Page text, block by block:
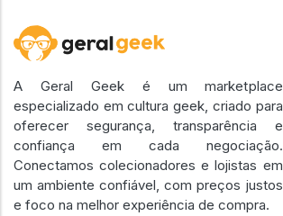
A Geral Geek é um marketplace
especializado em cultura geek, criado para
oferecer segurança, transparência e
confiança em cada negociação.
Conectamos colecionadores e lojistas em
um ambiente confiável, com preços justos
e foco na melhor experiência de compra.